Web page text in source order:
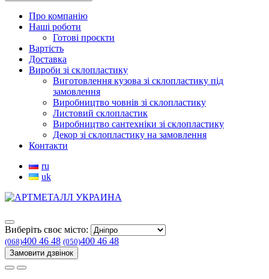
Про компанію
Наші роботи
Готові проєкти
Вартість
Доставка
Вироби зі склопластику
Виготовлення кузова зі склопластику під
замовлення
Виробництво човнів зі склопластику
Листовий склопластик
Виробництво сантехніки зі склопластику
Декор зі склопластику на замовлення
Контакти
ru
uk
Виберіть своє місто:
(068)400 46 48 (050)400 46 48
Замовити дзвінок